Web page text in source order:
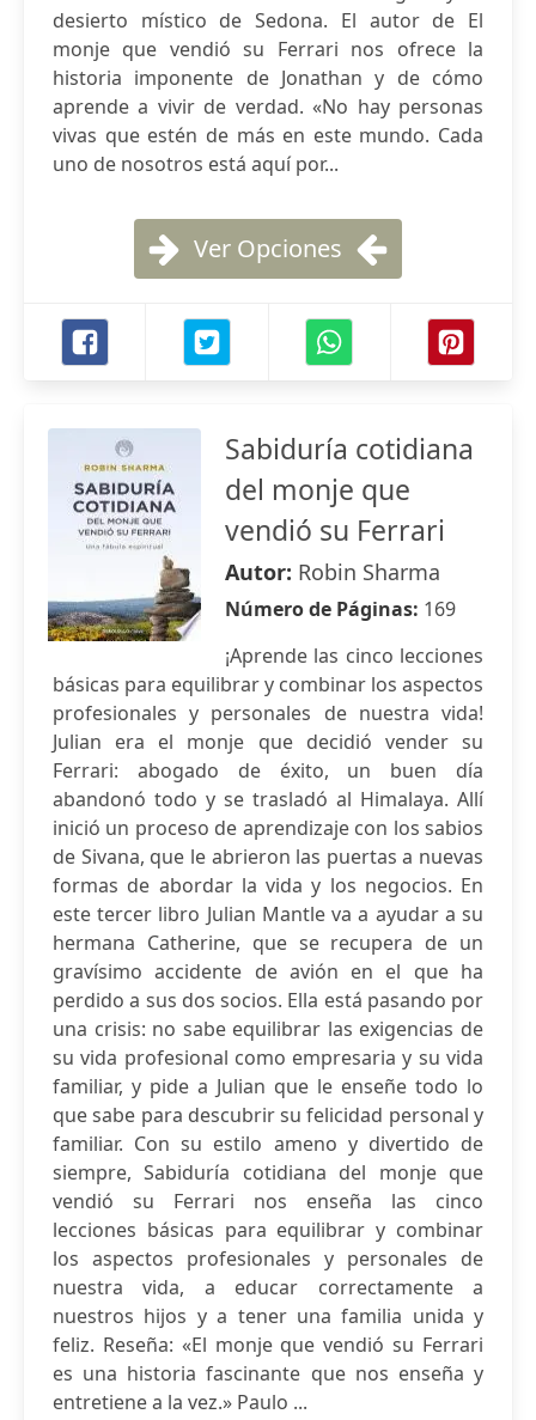
desierto místico de Sedona. El autor de El
monje que vendió su Ferrari nos ofrece la
historia imponente de Jonathan y de cómo
aprende a vivir de verdad. «No hay personas
vivas que estén de más en este mundo. Cada
uno de nosotros está aquí por...
Ver Opciones
Sabiduría cotidiana
del monje que
vendió su Ferrari
Autor: Robin Sharma
Número de Páginas: 169
¡Aprende las cinco lecciones
básicas para equilibrar y combinar los aspectos
profesionales y personales de nuestra vida!
Julian era el monje que decidió vender su
Ferrari: abogado de éxito, un buen día
abandonó todo y se trasladó al Himalaya. Allí
inició un proceso de aprendizaje con los sabios
de Sivana, que le abrieron las puertas a nuevas
formas de abordar la vida y los negocios. En
este tercer libro Julian Mantle va a ayudar a su
hermana Catherine, que se recupera de un
gravísimo accidente de avión en el que ha
perdido a sus dos socios. Ella está pasando por
una crisis: no sabe equilibrar las exigencias de
su vida profesional como empresaria y su vida
familiar, y pide a Julian que le enseñe todo lo
que sabe para descubrir su felicidad personal y
familiar. Con su estilo ameno y divertido de
siempre, Sabiduría cotidiana del monje que
vendió su Ferrari nos enseña las cinco
lecciones básicas para equilibrar y combinar
los aspectos profesionales y personales de
nuestra vida, a educar correctamente a
nuestros hijos y a tener una familia unida y
feliz. Reseña: «El monje que vendió su Ferrari
es una historia fascinante que nos enseña y
entretiene a la vez.» Paulo ...